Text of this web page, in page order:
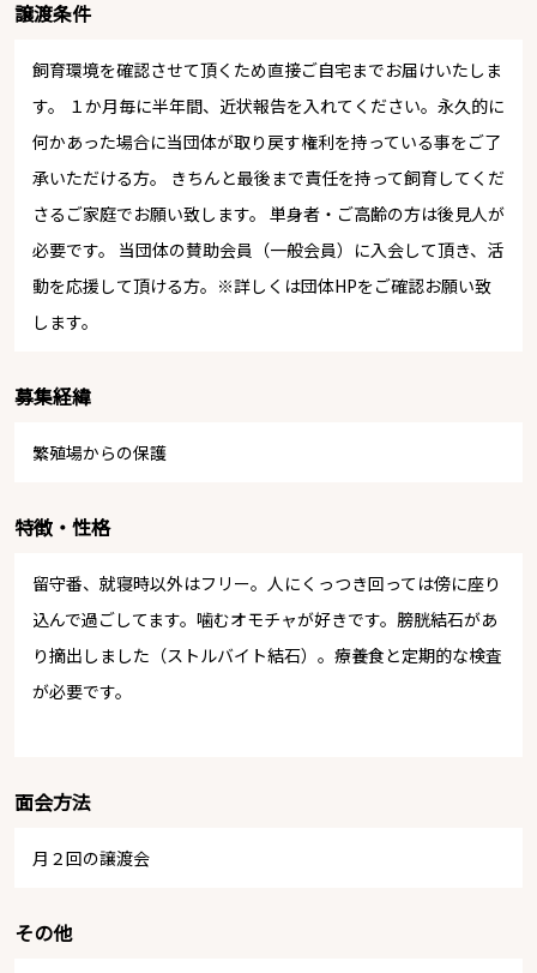
譲渡条件
飼育環境を確認させて頂くため直接ご自宅までお届けいたしま
す。 １か月毎に半年間、近状報告を入れてください。永久的に
何かあった場合に当団体が取り戻す権利を持っている事をご了
承いただける方。 きちんと最後まで責任を持って飼育してくだ
さるご家庭でお願い致します。 単身者・ご高齢の方は後見人が
必要です。 当団体の賛助会員（一般会員）に入会して頂き、活
動を応援して頂ける方。※詳しくは団体HPをご確認お願い致
します。
募集経緯
繁殖場からの保護
特徴・性格
留守番、就寝時以外はフリー。人にくっつき回っては傍に座り
込んで過ごしてます。噛むオモチャが好きです。膀胱結石があ
り摘出しました（ストルバイト結石）。療養食と定期的な検査
が必要です。
面会方法
月２回の譲渡会
その他